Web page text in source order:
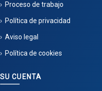
Proceso de trabajo
Política de privacidad
Aviso legal
Política de cookies
SU CUENTA